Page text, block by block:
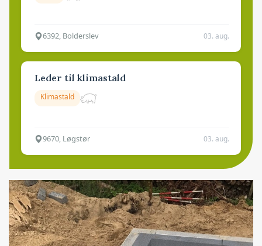
6392, Bolderslev 03. aug.
Leder til klimastald
Klimastald
9670, Løgstør 03. aug.